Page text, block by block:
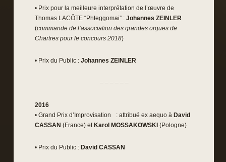
• Prix pour la meilleure interprétation de l’œuvre de
Thomas LACÔTE “Phteggomai” : Johannes ZEINLER
(commande de l’association des grandes orgues de
Chartres pour le concours 2018)
• Prix du Public : Johannes ZEINLER
– – – – – –
2016
• Grand Prix d’Improvisation : attribué ex aequo à David
CASSAN (France) et Karol MOSSAKOWSKI (Pologne)
• Prix du Public : David CASSAN